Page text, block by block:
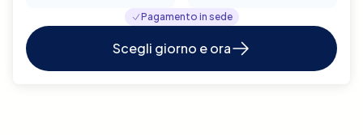
Pagamento in sede
Scegli giorno e ora